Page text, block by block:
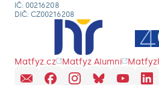
IČ: 00216208
DIČ: CZ00216208
Matfyz.cz Matfyz Alumni